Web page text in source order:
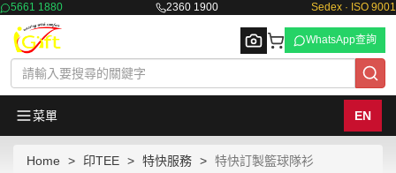
5661 1880 2360 1900 Sedex · ISO 9001
Browse
WhatsApp查詢
菜單 EN
Home 印TEE 特快服務 特快訂製籃球隊衫